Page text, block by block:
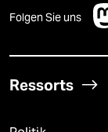
Folgen Sie uns
Ressorts